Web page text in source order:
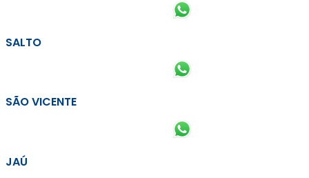
SALTO
SÃO VICENTE
JAÚ